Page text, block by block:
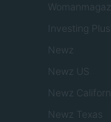
Investing Plus
Newz
Newz US
Newz
Newz Texas